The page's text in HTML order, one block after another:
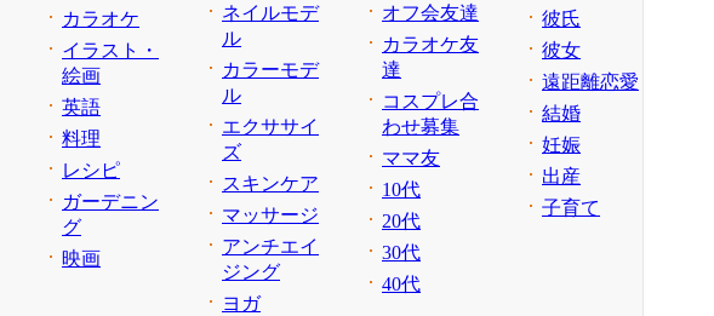
カラオケ
イラスト・
絵画
英語
料理
レシピ
ガーデニン
グ
映画
ネイルモデ
ル
カラーモデ
ル
エクササイ
ズ
スキンケア
マッサージ
アンチエイ
ジング
ヨガ
オフ会友達
カラオケ友
達
コスプレ合
わせ募集
ママ友
10代
20代
30代
40代
彼氏
彼女
遠距離恋愛
結婚
妊娠
出産
子育て